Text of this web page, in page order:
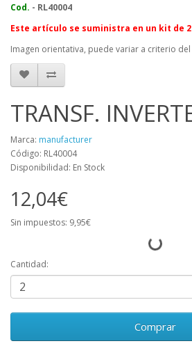
Cod. - RL40004
Este artículo se suministra en un kit de
Imagen orientativa, puede variar a criterio del
TRANSF.
Marca: manufacturer
Código: RL40004
Disponibilidad: En Stock
12,04€
Sin impuestos: 9,95€
Cantidad:
Comprar